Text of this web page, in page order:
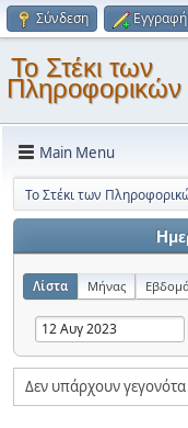
Σύνδεση Εγγραφή
Το Στέκι των
Πληροφορικών
Main Menu
Το Στέκι των
Λίστα Μήνας
Δεν υπάρχουν